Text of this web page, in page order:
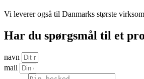
Vi leverer også til Danmarks største
Har du spørgsmål til et
navn
mail